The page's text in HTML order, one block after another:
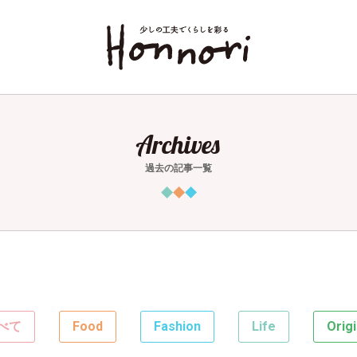
Archives
過去の記事一覧
て Food Fashion Life